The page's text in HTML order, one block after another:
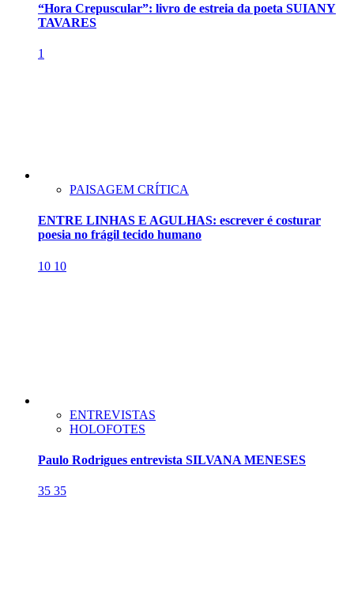
“Hora Crepuscular”: livro de estreia da poeta SUIANY
TAVARES
1
PAISAGEM CRÍTICA
ENTRE LINHAS E AGULHAS: escrever é costurar
poesia no frágil tecido humano
10 10
ENTREVISTAS
HOLOFOTES
Paulo Rodrigues entrevista SILVANA MENESES
35 35